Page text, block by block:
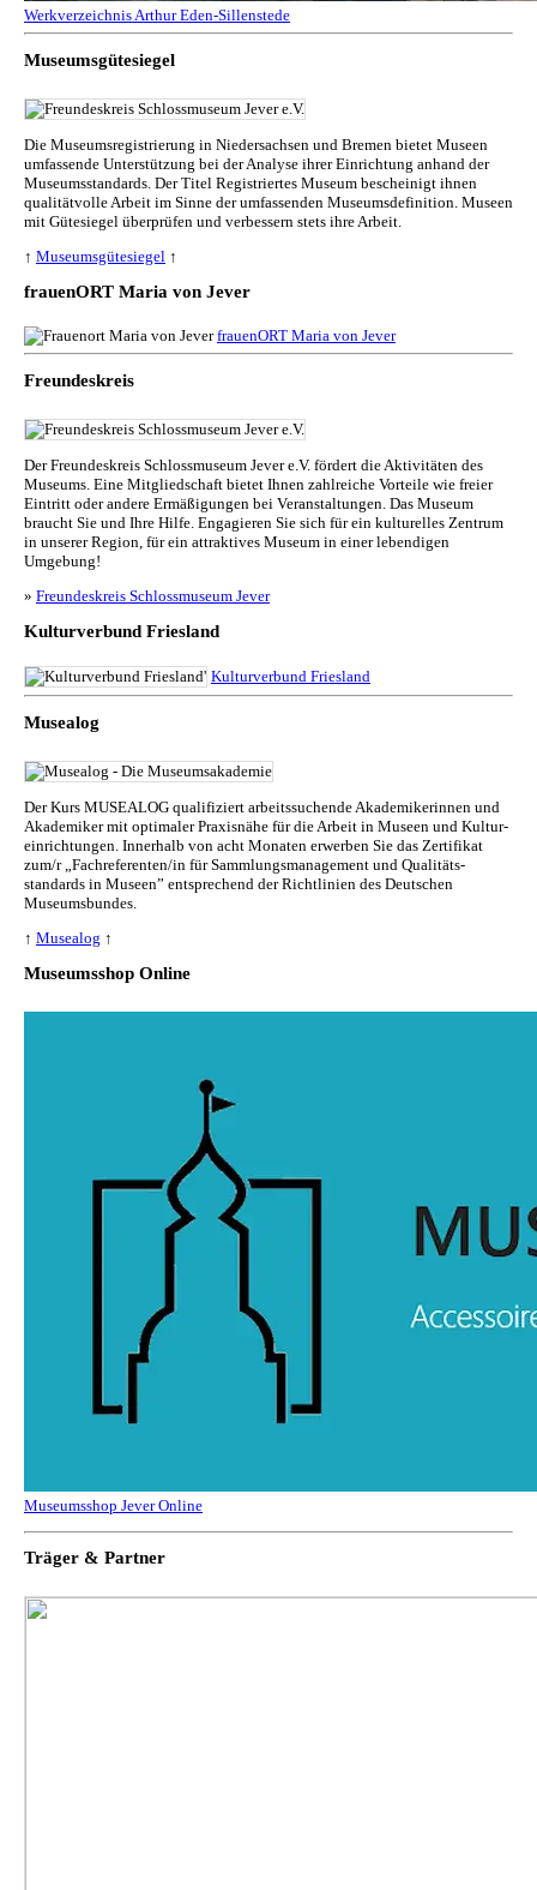
Werkverzeichnis Arthur Eden-Sillenstede
Museumsgütesiegel
Die Museumsregistrierung in Niedersachsen und Bremen bietet Museen
umfassende Unterstützung bei der Analyse ihrer Einrichtung anhand der
Museumsstandards. Der Titel Registriertes Museum bescheinigt ihnen
qualitätvolle Arbeit im Sinne der umfassenden Museumsdefinition. Museen
mit Gütesiegel überprüfen und verbessern stets ihre Arbeit.
↑ Museumsgütesiegel ↑
frauenORT Maria von Jever
frauenORT Maria von Jever
Freundeskreis
Der Freundeskreis Schlossmuseum Jever e.V. fördert die Aktivitäten des
Museums. Eine Mitgliedschaft bietet Ihnen zahlreiche Vorteile wie freier
Eintritt oder andere Ermäßigungen bei Veranstaltungen. Das Museum
braucht Sie und Ihre Hilfe. Engagieren Sie sich für ein kulturelles Zentrum
in unserer Region, für ein attraktives Museum in einer lebendigen
Umgebung!
» Freundeskreis Schlossmuseum Jever
Kulturverbund Friesland
Kulturverbund Friesland
Musealog
Der Kurs MUSEALOG qualifiziert arbeitssuchende Akademikerinnen und
Akademiker mit optimaler Praxisnähe für die Arbeit in Museen und Kul­tur­
ein­rich­tun­gen. Innerhalb von acht Monaten erwerben Sie das Zertifikat
zum/r „Fachreferenten/in für Sammlungs­management und Qualitäts­
standards in Museen” entsprechend der Richtlinien des Deutschen
Museumsbundes.
↑ Musealog ↑
Museumsshop Online
Museumsshop Jever Online
Träger & Partner